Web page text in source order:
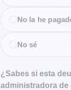
No la he
No sé
¿Sabes si esta
administradora de